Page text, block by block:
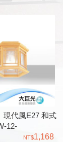
現代風E27 和式
12-
原木
1,168